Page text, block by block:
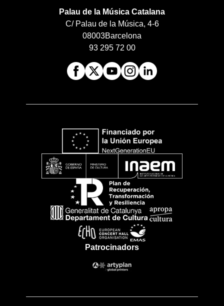
Palau de la Música Catalana
C/ Palau de la Música, 4-6
08003Barcelona
93 295 72 00
Patrocinadors